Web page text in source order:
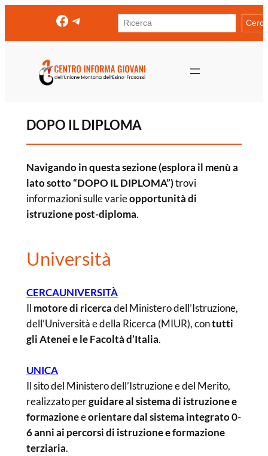
contenuto
Facebook
TelegramCerca Cerca
DOPO IL DIPLOMA
Navigando in questa sezione (esplora il menù a
lato sotto “DOPO IL DIPLOMA”)trovi
informazioni sulle varieopportunità di
istruzione post-diploma.
Università
CERCAUNIVERSITÀ
Il motore di ricercadel Ministero dell’Istruzione,
dell’Università e della Ricerca (MIUR), contutti
gli Atenei e le Facoltà d’Italia.
UNICA
Il sito del Ministero dell’Istruzione e del Merito,
realizzato perguidare al sistema di istruzione e
formazioneeorientare dal sistema integrato 0-
6 anni ai percorsi di istruzione e formazione
terziaria.